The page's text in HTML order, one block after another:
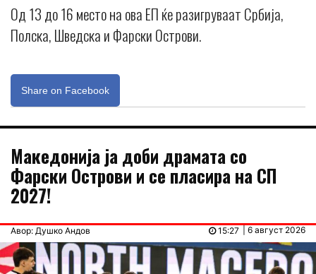
Од 13 до 16 место на ова ЕП ќе разигруваат Србија,
Полска, Шведска и Фарски Острови.
Share on Facebook
Македонија ја доби драмата со
Фарски Острови и се пласира на СП
2027!
Авор: Душко Андов | 6 август 2026
15:27